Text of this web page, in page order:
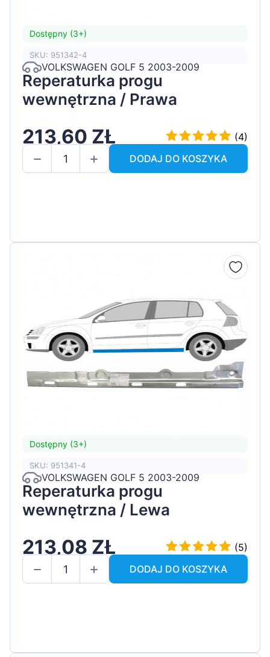
Dostępny (3+)
SKU: 951342-4
VOLKSWAGEN GOLF 5 2003-2009
Reperaturka progu
wewnętrzna / Prawa
213,60 ZŁ
(4)
DODAJ DO KOSZYKA
Dostępny (3+)
SKU: 951341-4
VOLKSWAGEN GOLF 5 2003-2009
Reperaturka progu
wewnętrzna / Lewa
213,08 ZŁ
(5)
DODAJ DO KOSZYKA